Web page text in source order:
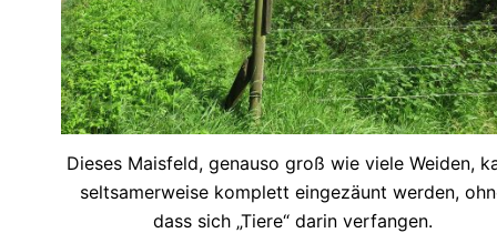
Dieses Maisfeld, genauso groß wie viele Weiden,
seltsamerweise komplett eingezäunt werden,
dass sich „Tiere“ darin verfangen.